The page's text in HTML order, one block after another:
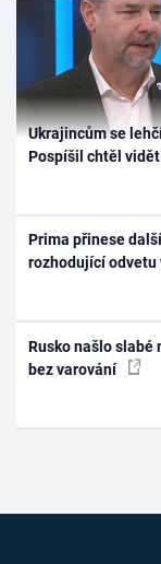
Ukrajincům se
Pospíšil chtěl
Prima přinese
rozhodující odvetu
Rusko našlo slabé
bez varování